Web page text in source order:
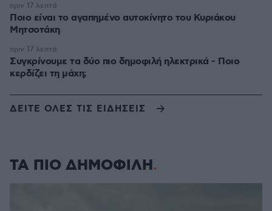
Ποιο είναι το αγαπημένο αυτοκίνητο του Κυριάκου
Μητσοτάκη
πριν 17 λεπτά
Συγκρίνουμε τα δύο πιο δημοφιλή ηλεκτρικά - Ποιο
κερδίζει τη μάχη;
πριν 17 λεπτά
ΔΕΙΤΕ ΟΛΕΣ ΤΙΣ ΕΙΔΗΣΕΙΣ
ΤΑ ΠΙΟ ΔΗΜΟΦΙΛΗ